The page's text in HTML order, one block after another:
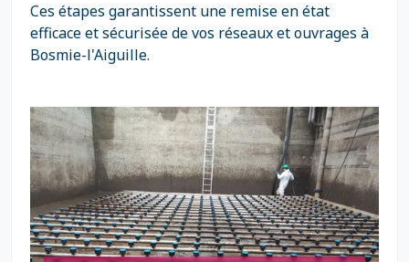
Ces étapes garantissent une remise en état
efficace et sécurisée de vos réseaux et ouvrages à
Bosmie-l'Aiguille.